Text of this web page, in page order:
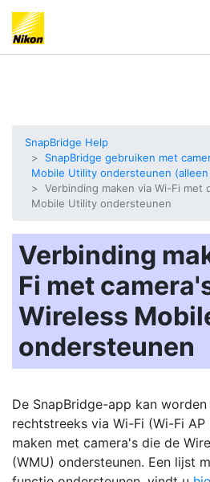
SnapBridge Help
SnapBridge gebruiken met
Mobile Utility ondersteunen
Verbinding maken via Wi-Fi met
Mobile Utility ondersteunen
Verbinding
Fi met
Wireless
ondersteunen
De SnapBridge-app kan
rechtstreeks via Wi-Fi (Wi-Fi
maken met camera's die de
(WMU) ondersteunen. Een lijst